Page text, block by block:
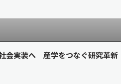
会実装へ 産学をつなぐ研究革新